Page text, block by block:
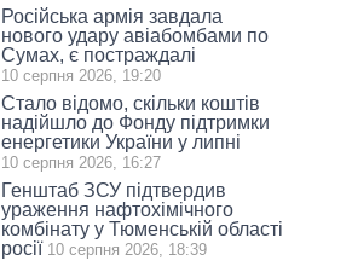
Російська армія завдала
нового удару авіабомбами по
Сумах, є постраждалі
10 серпня 2026, 19:20
Стало відомо, скільки коштів
надійшло до Фонду підтримки
енергетики України у липні
10 серпня 2026, 16:27
Генштаб ЗСУ підтвердив
ураження нафтохімічного
комбінату у Тюменській області
росії 10 серпня 2026, 18:39